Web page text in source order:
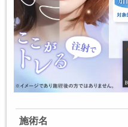
施術名